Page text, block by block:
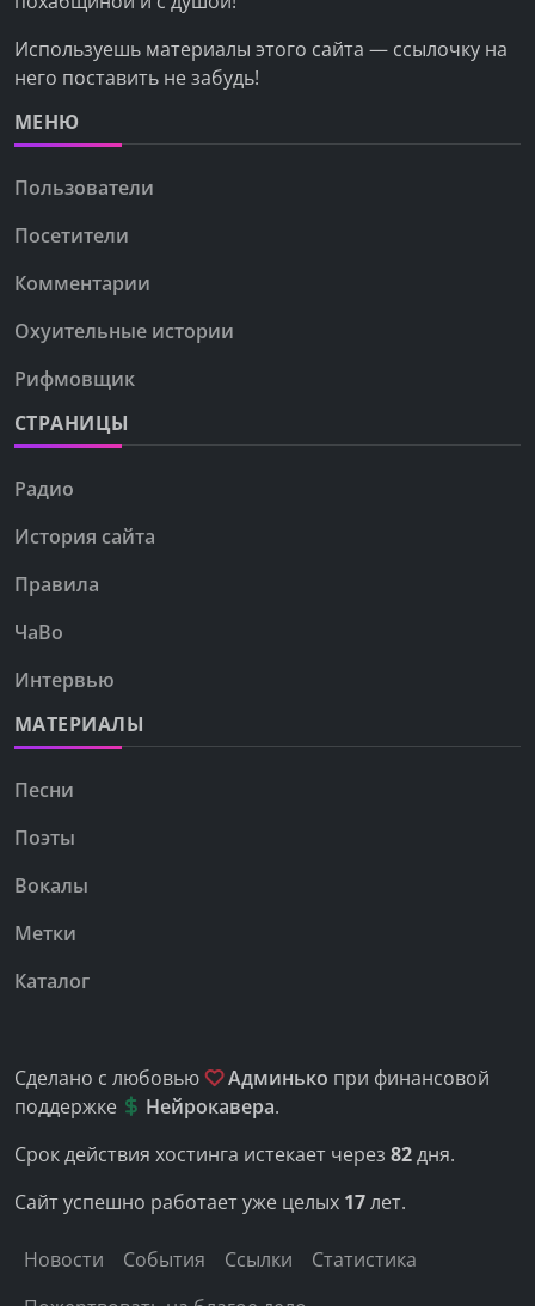
Используешь материалы этого сайта — ссылочку на
него поставить не забудь!
МЕНЮ
Пользователи
Посетители
Комментарии
Охуительные истории
Рифмовщик
СТРАНИЦЫ
Радио
История сайта
Правила
ЧаВо
Интервью
МАТЕРИАЛЫ
Песни
Поэты
Вокалы
Метки
Каталог
Сделано с любовью Админько при финансовой
поддержке
Нейрокавера.
Срок действия хостинга истекает через 82дня.
Сайт успешно работает уже целых 17лет.
Новости События Ссылки
Статистика